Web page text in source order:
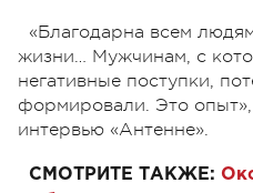
«Благодарна всем
жизни… Мужчинам, с
негативные поступки,
формировали. Это
интервью «Антенне».
СМОТРИТЕ ТАКЖЕ: